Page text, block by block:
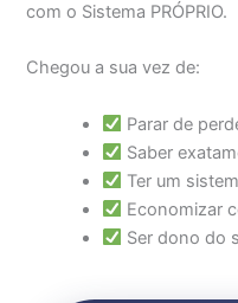
com o Sistema PRÓPRIO.
Chegou a sua vez de:
Parar de
Saber
Ter um
Economizar
Ser dono do